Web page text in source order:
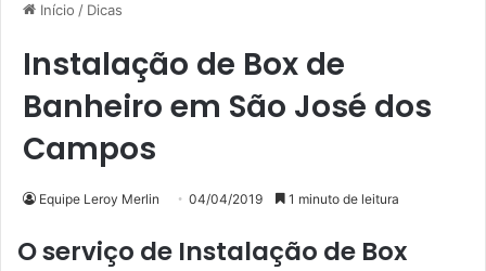
Início / Dicas
Instalação de Box de
Banheiro em São José dos
Campos
Equipe Leroy Merlin 04/04/2019 1 minuto de leitura
O serviço de Instalação de Box